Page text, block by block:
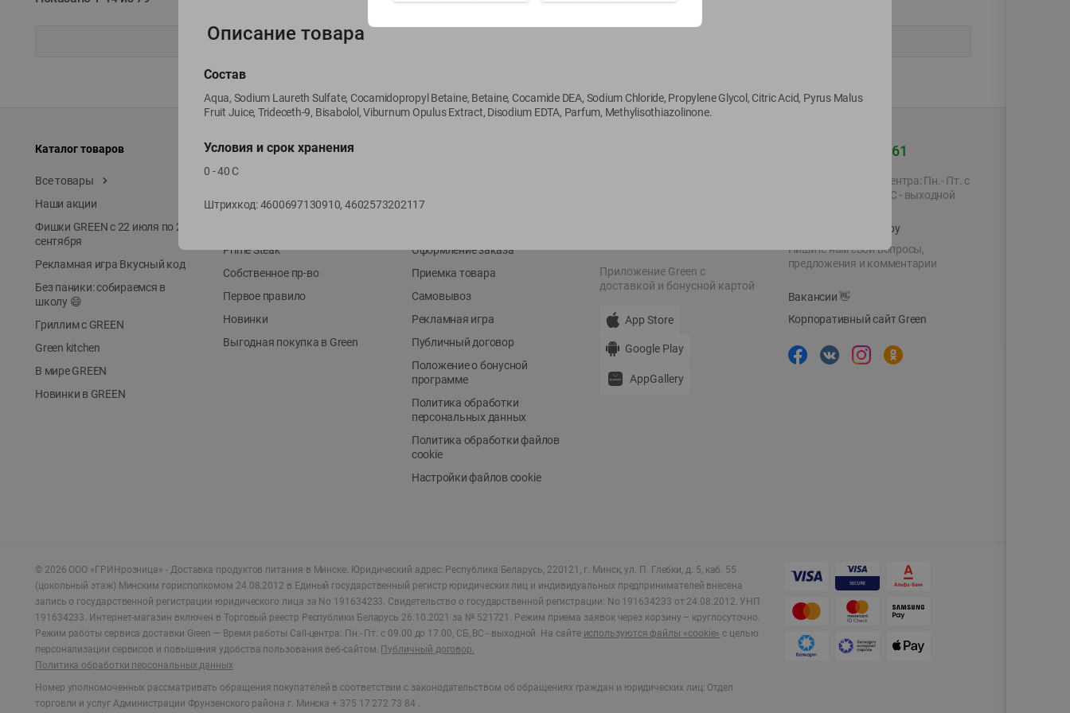
Каталог товаров
Все товары
Наши акции
Фишки GREEN с 22 июля по 22
сентября
Рекламная игра Вкусный код
Без паники: собираемся в
школу 😄
Гриллим с GREEN
Green kitchen
В мире GREEN
Новинки в GREEN
Специально для вас
Местное известное
Prime Steak
Собственное пр-во
Первое правило
Новинки
Выгодная покупка в Green
Условия доставки
Оформление заказа
Приемка товара
Самовывоз
Рекламная игра
Публичный договор
Положение о бонусной
программе
Политика обработки
персональных данных
Политика обработки файлов
cookie
Настройки файлов cookie
Приложение Green c
доставкой и бонусной картой
App Store
Google Play
AppGallery
+375 44 560-60-61
Время работы Call-центра: Пн.- Пт. с
09.00 до 17.00, СБ, ВС - выходной
shop@green-market.by
Пишите нам свои вопросы,
предложения и комментарии
Вакансии👋
Корпоративный сайт Green
© 2026 ООО «ГРИНрозница» - Доставка продуктов питания в Минске. Юридический адрес: Республика Беларусь, 220121, г. Минск, ул. П. Глебки, д. 5, каб. 55
(цокольный этаж) Минским горисполкомом 24.08.2012 в Единый государственный регистр юридических лиц и индивидуальных предпринимателей внесена
запись о государственной регистрации юридического лица за No 191634233. Свидетельство о государственной регистрации: No 191634233 от 24.08.2012. УНП
191634233. Интернет-магазин включен в Торговый реестр Республики Беларусь 26.10.2021 за № 521721. Режим приема заявок через корзину – круглосуточно.
Режим работы сервиса доставки Green — Время работы Call-центра: Пн.- Пт. с 09.00 до 17.00, СБ, ВС - выходной. На сайте используются файлы «cookie» с целью
персонализации сервисов и повышения удобства пользования веб-сайтом. Публичный договор.
Политика обработки персональных данных
Номер уполномоченных рассматривать обращения покупателей в соответствии с законодательством об обращениях граждан и юридических лиц: Отдел
торговли и услуг Администрации Фрунзенского района г. Минска + 375 17 272 73 84 .
Описание товара
Состав
Aqua, Sodium Laureth Sulfate, Cocamidopropyl Betaine, Betaine, Cocamide DEA, Sodium Chloride, Propylene Glycol, Citric Acid, Pyrus Malus
Fruit Juice, Trideceth-9, Bisabolol, Viburnum Opulus Extract, Disodium EDTA, Parfum, Methylisothiazolinone.
Условия и срок хранения
0 - 40 С
Штрихкод:4600697130910, 4602573202117